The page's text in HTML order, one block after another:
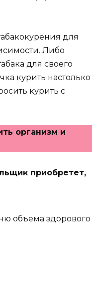
для
Либо
для своего
курить настолько
курить с
организм и
приобретет,
объема здорового